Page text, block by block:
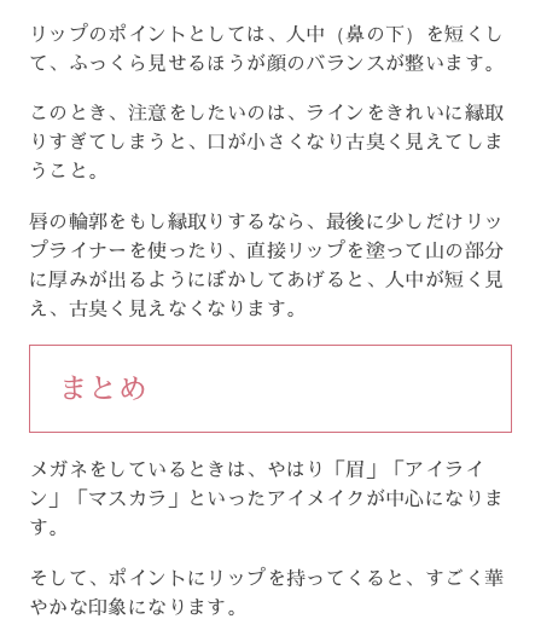
リップのポイントとしては、人中（鼻の下）を短くし
て、ふっくら見せるほうが顔のバランスが整います。
このとき、注意をしたいのは、ラインをきれいに縁取
りすぎてしまうと、口が小さくなり古臭く見えてしま
うこと。
唇の輪郭をもし縁取りするなら、最後に少しだけリッ
プライナーを使ったり、直接リップを塗って山の部分
に厚みが出るようにぼかしてあげると、人中が短く見
え、古臭く見えなくなります。
まとめ
メガネをしているときは、やはり「眉」「アイライ
ン」「マスカラ」といったアイメイクが中心になりま
す。
そして、ポイントにリップを持ってくると、すごく華
やかな印象になります。